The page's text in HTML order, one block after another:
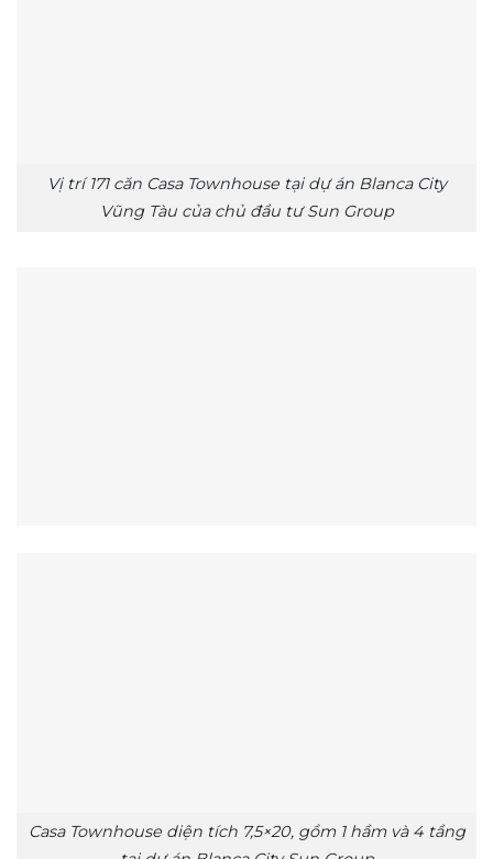
Vị trí 171 căn Casa Townhouse tại dự án Blanca City
Vũng Tàu của chủ đầu tư Sun Group
Casa Townhouse diện tích 7,5×20, gồm 1 hầm và 4 tầng